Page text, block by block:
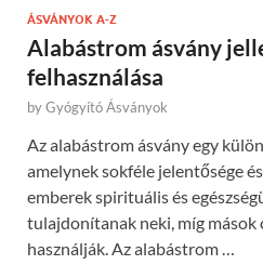
ÁSVÁNYOK A-Z
Alabástrom ásvány
felhasználása
byGyógyító Ásványok
Az alabástrom ásvány egy
amelynek sokféle jelentősége
emberek spirituális és
tulajdonítanak neki, míg
használják. Az alabástrom …